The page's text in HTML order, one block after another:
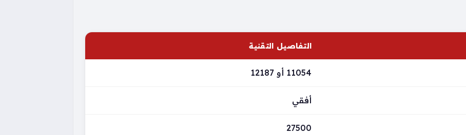
التفاصيل التقنية
11054 أو 12187
أفقي
27500